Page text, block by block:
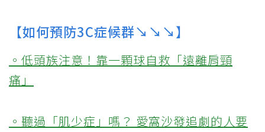
【如何預防3C症候群↘↘↘】
。低頭族注意！靠一顆球自救「遠離肩頸
痛」
。聽過「肌少症」嗎？ 愛窩沙發追劇的人要